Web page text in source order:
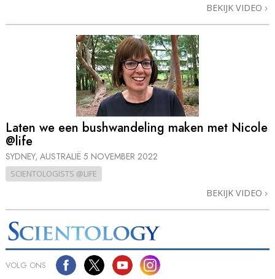
BEKIJK VIDEO
Laten we een bushwandeling maken met Nicole
@life
SYDNEY, AUSTRALIË 5 NOVEMBER 2022
SCIENTOLOGISTS @LIFE
BEKIJK VIDEO
VOLG ONS